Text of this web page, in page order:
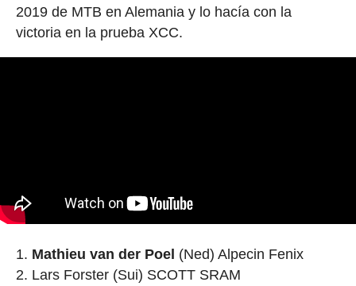
2019 de MTB en Alemania y lo hacía con la
victoria en la prueba XCC.
Mathieu van der Poel (Ned) Alpecin Fenix
Lars Forster (Sui) SCOTT SRAM